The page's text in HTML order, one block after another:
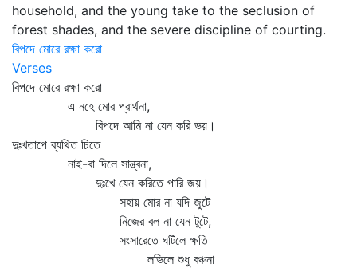
household, and the young take to the seclusion of
forest shades, and the severe discipline of courting.
বিপদে মোরে রক্ষা করো
Verses
বিপদে মোরে রক্ষা করো
এ নহে মোর প্রার্থনা,
বিপদে আমি না যেন করি ভয়।
দুঃখতাপে ব্যথিত চিতে
নাই-বা দিলে সান্ত্বনা,
দুঃখে যেন করিতে পারি জয়।
সহায় মোর না যদি জুটে
নিজের বল না যেন টুটে,
সংসারেতে ঘটিলে ক্ষতি
লভিলে শুধু বঞ্চনা